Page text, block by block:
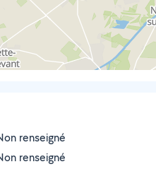
renseigné
renseigné